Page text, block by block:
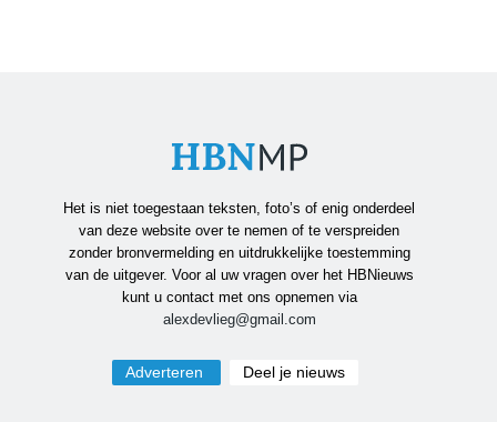
Het is niet toegestaan teksten, foto’s of enig onderdeel
van deze website over te nemen of te verspreiden
zonder bronvermelding en uitdrukkelijke toestemming
van de uitgever. Voor al uw vragen over het HBNieuws
kunt u contact met ons opnemen via
alexdevlieg@gmail.com
Adverteren Deel je nieuws